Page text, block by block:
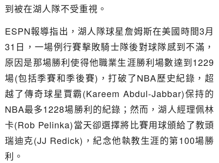
到被在湖人隊不受重視。
ESPN報導指出，湖人隊球星詹姆斯在美國時間3月
31日，一場例行賽擊敗騎士隊後對球隊感到不滿，
原因是那場勝利使得他職業生涯勝利場數達到1229
場(包括季賽和季後賽)，打破了NBA歷史紀錄，超
越了傳奇球星賈霸(Kareem Abdul-Jabbar)保持的
NBA最多1228場勝利的紀錄；然而，湖人經理佩林
卡(Rob Pelinka)當天卻選擇將比賽用球頒給了教頭
瑞迪克(JJ Redick)，紀念他執教生涯的第100場勝
利。